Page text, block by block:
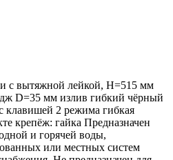
с вытяжной лейкой, H=515 мм
D=35 мм излив гибкий чёрный
клавишей 2 режима гибкая
крепёж: гайка Предназначен
и горячей воды,
или местных систем